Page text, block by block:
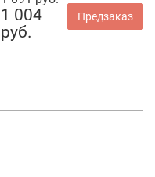
1 004
руб.
Предзаказ